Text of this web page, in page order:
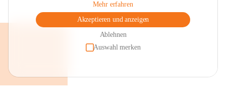
Mehr erfahren
Akzeptieren und anzeigen
Ablehnen
Auswahl merken